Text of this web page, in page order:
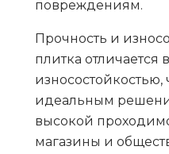
повреждениям.
Прочность и
плитка
износостойкостью,
идеальным
высокой
магазины и